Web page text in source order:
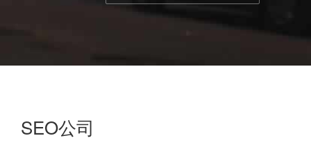
SEO公司